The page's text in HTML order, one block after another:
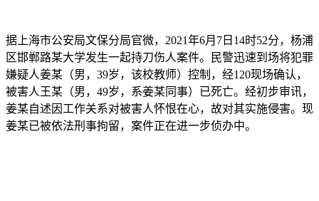
据上海市公安局文保分局官微，2021年6月7日14时52分，杨浦
区邯郸路某大学发生一起持刀伤人案件。民警迅速到场将犯罪
嫌疑人姜某（男，39岁，该校教师）控制，经120现场确认，
被害人王某（男，49岁，系姜某同事）已死亡。经初步审讯，
姜某自述因工作关系对被害人怀恨在心，故对其实施侵害。现
姜某已被依法刑事拘留，案件正在进一步侦办中。